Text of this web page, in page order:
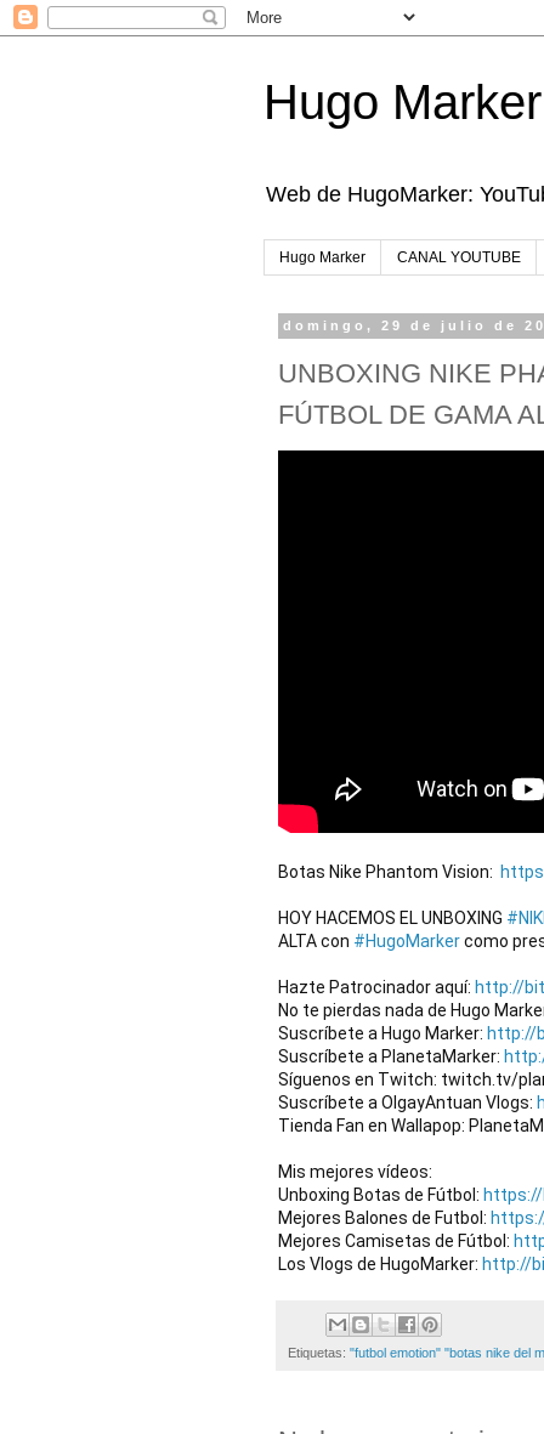
Hugo Marker
Web de HugoMarker:
Hugo Marker CANAL YOUTUBE
domingo, 29 de julio de
UNBOXING NIKE
FÚTBOL DE GAMA
Botas Nike Phantom Vision:
HOY HACEMOS EL UNBOXING
ALTA con #HugoMarker como
Hazte Patrocinador aquí: http://
No te pierdas nada de Hugo
Suscríbete a Hugo Marker: http://
Suscríbete a PlanetaMarker:
Síguenos en Twitch: twitch.tv/
Suscríbete a OlgayAntuan Vlogs:
Tienda Fan en Wallapop:
Mis mejores vídeos:
Unboxing Botas de Fútbol: https://
Mejores Balones de Futbol:
Mejores Camisetas de Fútbol:
Los Vlogs de HugoMarker: http://
Etiquetas: "futbol emotion" "botas nike del